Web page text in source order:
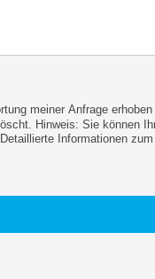
meiner Anfrage
Hinweis: Sie können
Informationen